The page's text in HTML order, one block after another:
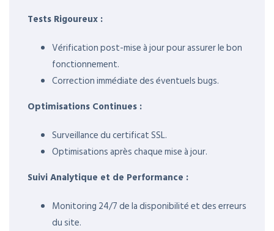
Tests Rigoureux :
Vérification post-mise à jour pour assurer le bon
fonctionnement.
Correction immédiate des éventuels bugs.
Optimisations Continues :
Surveillance du certificat SSL.
Optimisations après chaque mise à jour.
Suivi Analytique et de Performance :
Monitoring 24/7 de la disponibilité et des erreurs
du site.